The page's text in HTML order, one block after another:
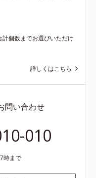
個数までお選びいただけ
詳しくはこちら
問い合わせ
010
時まで